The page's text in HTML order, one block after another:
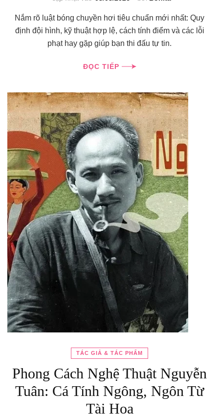
Nắm rõ luật bóng chuyền hơi tiêu chuẩn mới nhất: Quy
định đội hình, kỹ thuật hợp lệ, cách tính điểm và các lỗi
phạt hay gặp giúp bạn thi đấu tự tin.
ĐỌC TIẾP
TÁC GIẢ & TÁC PHẨM
Phong Cách Nghệ Thuật Nguyễn
Tuân: Cá Tính Ngông, Ngôn Từ
Tài Hoa